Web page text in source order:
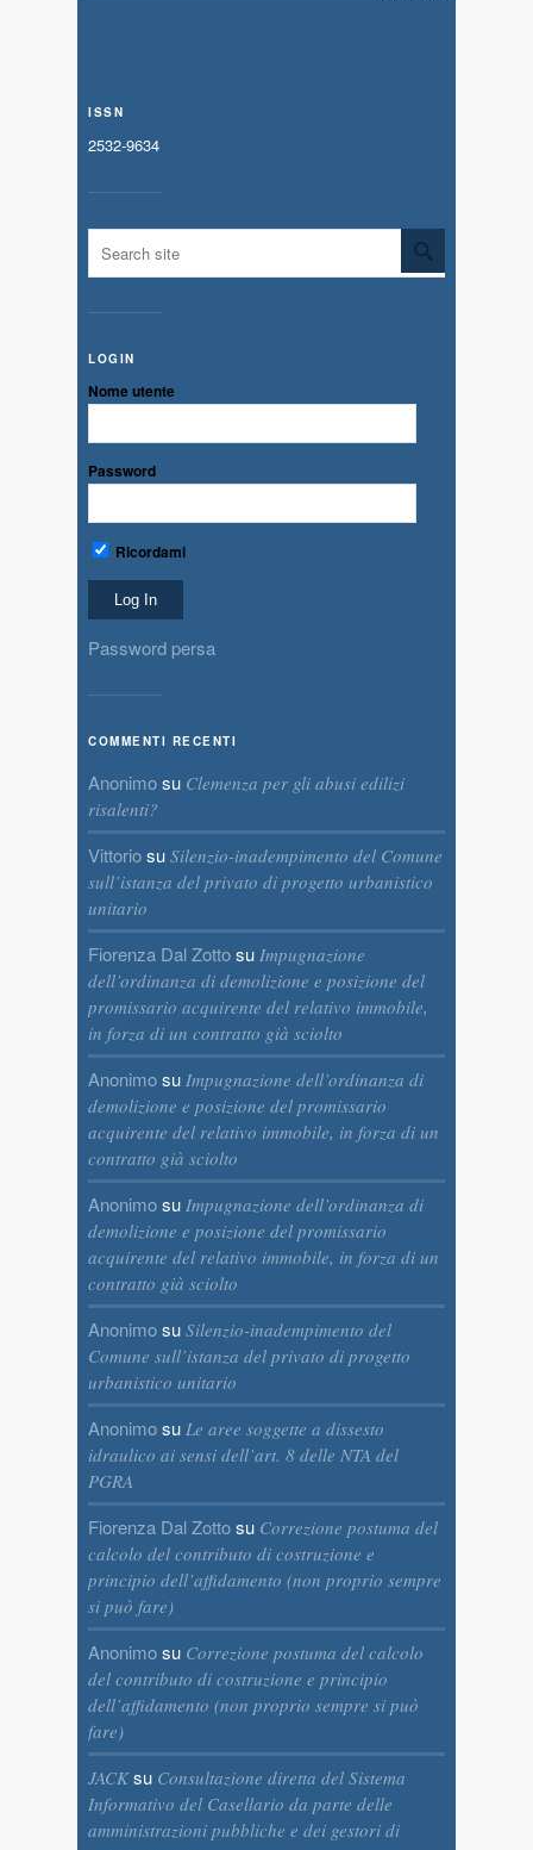
ISSN
2532-9634
LOGIN
Nome utente
Password
Ricordami
Password persa
COMMENTI RECENTI
Anonimosu Clemenza per gli abusi edilizi
risalenti?
Vittoriosu Silenzio-inadempimento del Comune
sull’istanza del privato di progetto urbanistico
unitario
Fiorenza Dal Zottosu Impugnazione
dell’ordinanza di demolizione e posizione del
promissario acquirente del relativo immobile,
in forza di un contratto già sciolto
Anonimosu Impugnazione dell’ordinanza di
demolizione e posizione del promissario
acquirente del relativo immobile, in forza di un
contratto già sciolto
Anonimosu Impugnazione dell’ordinanza di
demolizione e posizione del promissario
acquirente del relativo immobile, in forza di un
contratto già sciolto
Anonimosu Silenzio-inadempimento del
Comune sull’istanza del privato di progetto
urbanistico unitario
Anonimosu Le aree soggette a dissesto
idraulico ai sensi dell’art. 8 delle NTA del
PGRA
Fiorenza Dal Zottosu Correzione postuma del
calcolo del contributo di costruzione e
principio dell’affidamento (non proprio sempre
si può fare)
Anonimosu Correzione postuma del calcolo
del contributo di costruzione e principio
dell’affidamento (non proprio sempre si può
fare)
JACKsu Consultazione diretta del Sistema
Informativo del Casellario da parte delle
amministrazioni pubbliche e dei gestori di